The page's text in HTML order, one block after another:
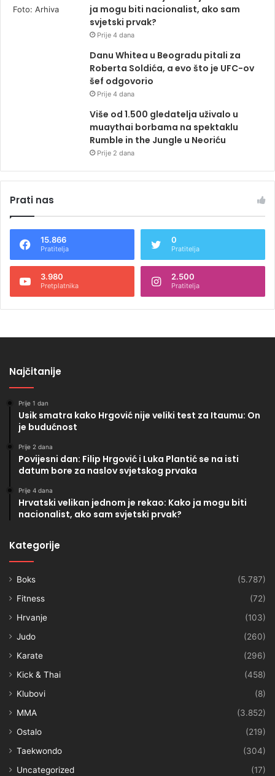
ja mogu biti nacionalist, ako sam
svjetski prvak?
Prije 4 dana
Danu Whitea u Beogradu pitali za
Roberta Soldića, a evo što je UFC-ov
šef odgovorio
Prije 4 dana
Više od 1.500 gledatelja uživalo u
muaythai borbama na spektaklu
Rumble in the Jungle u Neoriću
Prije 2 dana
Prati nas
15.866
Pratitelja
0
Pratitelja
3.980
Pretplatnika
2.500
Pratitelja
Najčitanije
Prije 1 dan
Usik smatra kako Hrgović nije veliki test za Itaumu: On
je budućnost
Prije 2 dana
Povijesni dan: Filip Hrgović i Luka Plantić se na isti
datum bore za naslov svjetskog prvaka
Prije 4 dana
Hrvatski velikan jednom je rekao: Kako ja mogu biti
nacionalist, ako sam svjetski prvak?
Kategorije
Boks
(5.787)
Fitness
(72)
Hrvanje
(103)
Judo
(260)
Karate
(296)
Kick & Thai
(458)
Klubovi
(8)
MMA
(3.852)
Ostalo
(219)
Taekwondo
(304)
Uncategorized
(17)